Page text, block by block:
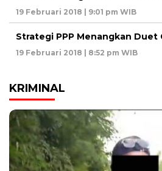
19 Februari 2018 | 9:01 pm WIB
Strategi PPP Menangkan Duet
19 Februari 2018 | 8:52 pm WIB
KRIMINAL